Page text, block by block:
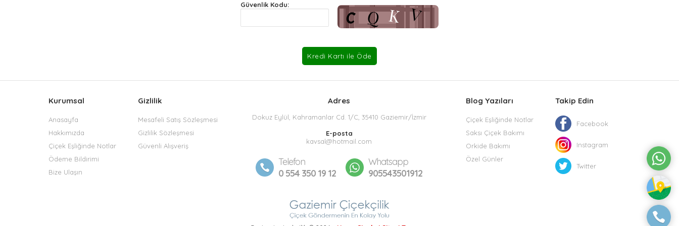
Güvenlik Kodu:
Kurumsal
Anasayfa
Hakkımızda
Çiçek Eşliğinde Notlar
Ödeme Bildirimi
Bize Ulaşın
Gizlilik
Mesafeli Satış Sözleşmesi
Gizlilik Sözleşmesi
Güvenli Alışveriş
Adres
Dokuz Eylül, Kahramanlar Cd. 1/C, 35410 Gaziemir/İzmir
E-posta
kavsal@hotmail.com
Telefon
0 554 350 19 12
Whatsapp
905543501912
Blog Yazıları
Çiçek Eşliğinde Notlar
Saksı Çiçek Bakımı
Orkide Bakımı
Özel Günler
Takip Edin
Facebook
Instagram
Twitter